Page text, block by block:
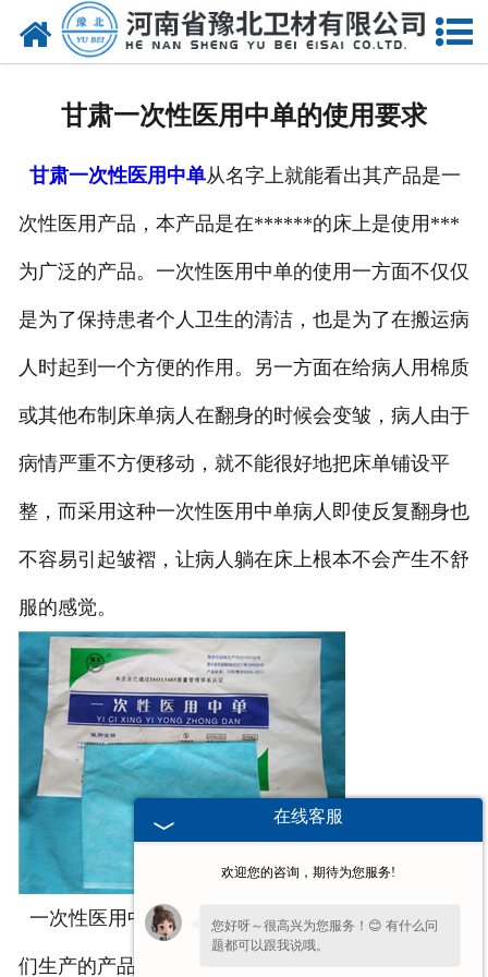
网站首页
厂房设备
人才招聘
联系我们
甘肃一次性医用中单的使用要求
甘肃一次性医用中单从名字上就能看出其产品是一
次性医用产品，本产品是在******的床上是使用***
为广泛的产品。一次性医用中单的使用一方面不仅仅
是为了保持患者个人卫生的清洁，也是为了在搬运病
人时起到一个方便的作用。另一方面在给病人用棉质
或其他布制床单病人在翻身的时候会变皱，病人由于
病情严重不方便移动，就不能很好地把床单铺设平
整，而采用这种一次性医用中单病人即使反复翻身也
不容易引起皱褶，让病人躺在床上根本不会产生不舒
服的感觉。
一次性医用中单是我们公司具有代表性的产品，我
们生产的产品不论是在卫生还是在质量上都绝对安全
在线客服
欢迎您的咨询，期待为您服务!
您好呀～很高兴为您服务！😊 有什么问
题都可以跟我说哦。